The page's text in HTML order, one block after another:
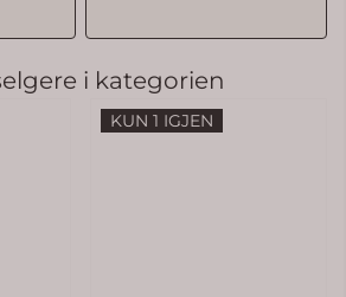
i kategorien
KUN 1 IGJEN